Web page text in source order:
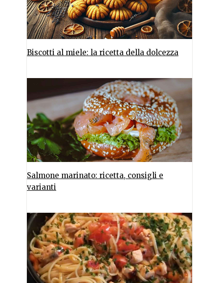
Biscotti al miele: la ricetta della dolcezza
Salmone marinato: ricetta, consigli e
varianti